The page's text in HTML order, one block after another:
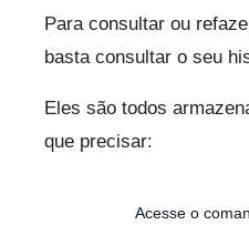
Para consultar ou
basta consultar o seu
Eles são todos
que precisar:
Acesse o